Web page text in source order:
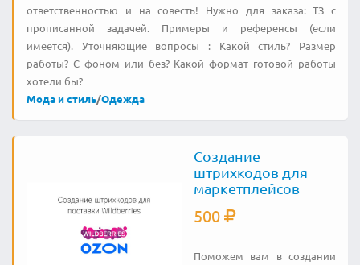
ответственностью и на совесть! Нужно для заказа: ТЗ с
прописанной задачей. Примеры и референсы (если
имеется). Уточняющие вопросы : Какой стиль? Размер
работы? С фоном или без? Какой формат готовой работы
хотели бы?
Мода и стиль/Одежда
Создание
штрихкодов для
маркетплейсов
500
Поможем вам в создании